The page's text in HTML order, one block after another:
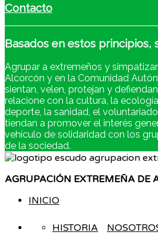
Contacto
Basados en estos principios,
Agrupar a extremeños y
Alcorcón y en la Comunidad
sientan, velen, protejan y
relacione con la cultura, la
deporte, la sanidad, el
tiendan a promover el interés
vehículo de solidaridad con los
de la sociedad.
AGRUPACIÓN EXTREMEÑA DE
INICIO
HISTORIA